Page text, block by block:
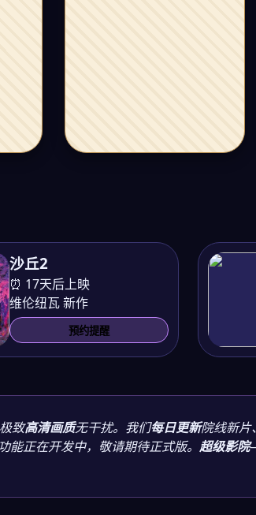
沙丘2
⏰ 17天后上映
维伦纽瓦 新作
预约提醒
致高清画质无干扰。我们每日更新院线新片
正在开发中，敬请期待正式版。 超级影院